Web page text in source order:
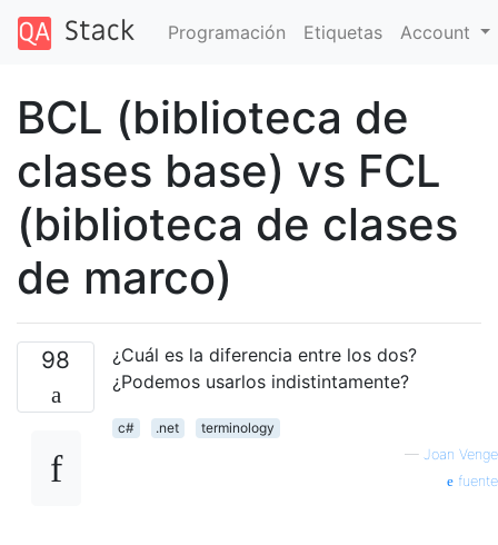
Programación Etiquetas Account
BCL (biblioteca de
clases base) vs FCL
(biblioteca de clases
de marco)
98
¿Cuál es la diferencia entre los dos?
¿Podemos usarlos indistintamente?
c# .net
terminology
— Joan Venge
fuente